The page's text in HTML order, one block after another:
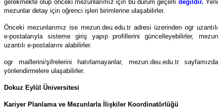
gerekmekte olup önceki mezunlarımız için bu durum geçerli değildir. Yeni
mezunlar detay için oğrenci işleri birimlerine ulaşabilirler.
Önceki mezunlarımız ise mezun.deu.edu.tr adresi üzerinden ogr uzantılı
e-postalarıyla sisteme giriş yapıp profillerini güncelleyebilirler, mezun
uzantılı e-postalarını alabilirler.
ogr maillerini/şifrelerini hatırlamayanlar, mezun.deu.edu.tr sayfamızda
yönlendirmelere ulaşabilirler.
Dokuz Eylül Üniversitesi
Kariyer Planlama ve Mezunlarla İlişkiler Koordinatörlüğü